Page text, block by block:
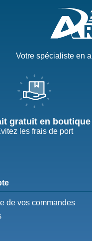
Votre spécialiste en
gratuit en boutique
les frais de port
de vos commandes